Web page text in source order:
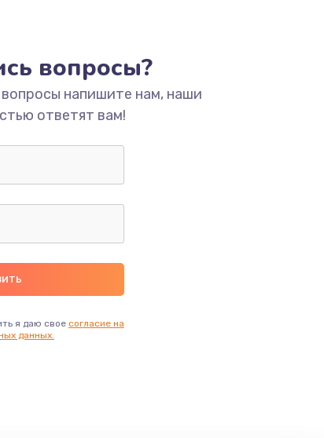
вопросы?
напишите нам, наши
ответят вам!
я даю свое согласие на
данных.